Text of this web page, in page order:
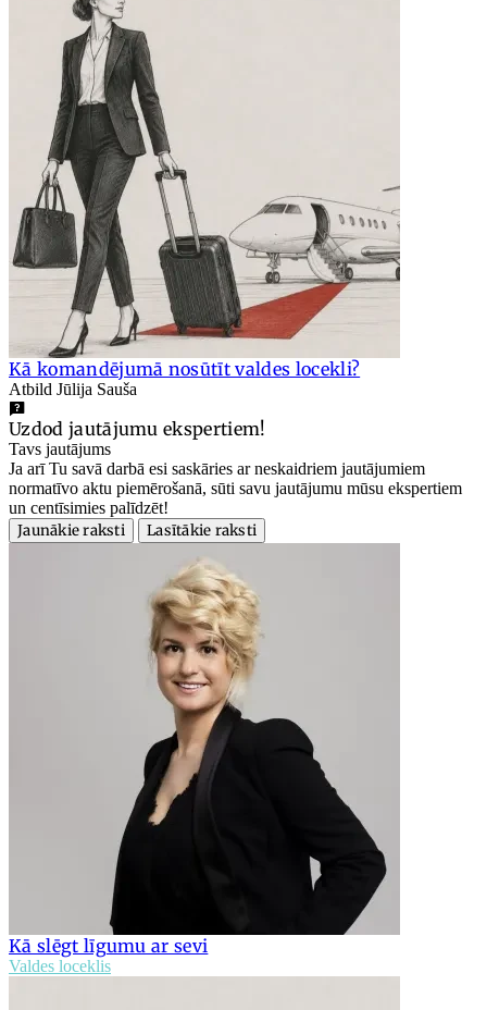
Kā komandējumā nosūtīt valdes locekli?
Atbild Jūlija Sauša
Uzdod jautājumu ekspertiem!
Tavs jautājums
Ja arī Tu savā darbā esi saskāries ar neskaidriem jautājumiem
normatīvo aktu piemērošanā, sūti savu jautājumu mūsu ekspertiem
un centīsimies palīdzēt!
Jaunākie raksti
Lasītākie raksti
Kā slēgt līgumu ar sevi
Valdes loceklis